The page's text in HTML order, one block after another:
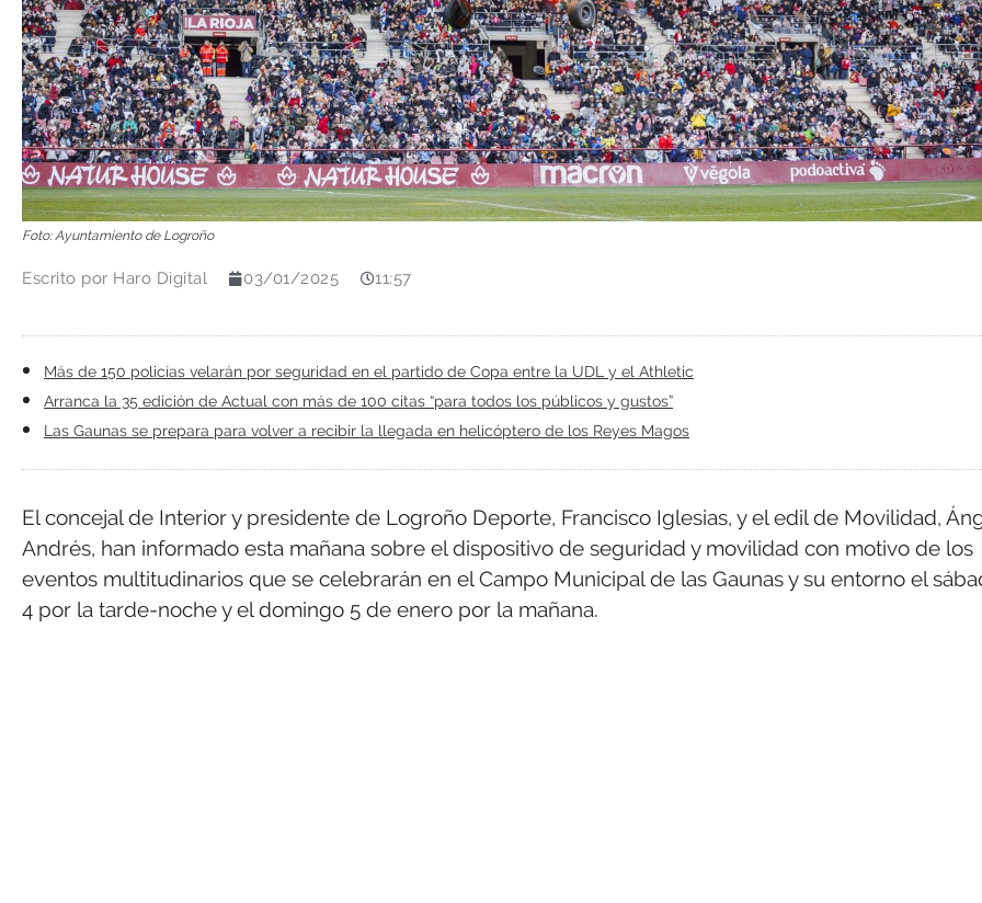
Foto: Ayuntamiento de Logroño
Escrito por Haro Digital 03/01/2025 11:57
Más de 150 policías velarán por seguridad en el partido de Copa entre la UDL y el Athletic
Arranca la 35 edición de Actual con más de 100 citas “para todos los públicos y gustos”
Las Gaunas se prepara para volver a recibir la llegada en helicóptero de los Reyes Magos
El concejal de Interior y presidente de Logroño Deporte, Francisco Iglesias, y el edil de Movilidad,
Andrés, han informado esta mañana sobre el dispositivo de seguridad y movilidad con motivo de los
eventos multitudinarios que se celebrarán en el Campo Municipal de las Gaunas y su entorno el
4 por la tarde-noche y el domingo 5 de enero por la mañana.